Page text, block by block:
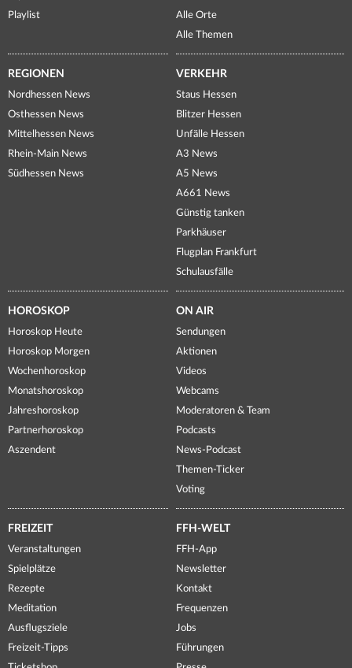
Playlist
Alle Orte
Alle Themen
REGIONEN
Nordhessen News
Osthessen News
Mittelhessen News
Rhein-Main News
Südhessen News
VERKEHR
Staus Hessen
Blitzer Hessen
Unfälle Hessen
A3 News
A5 News
A661 News
Günstig tanken
Parkhäuser
Flugplan Frankfurt
Schulausfälle
HOROSKOP
Horoskop Heute
Horoskop Morgen
Wochenhoroskop
Monatshoroskop
Jahreshoroskop
Partnerhoroskop
Aszendent
ON AIR
Sendungen
Aktionen
Videos
Webcams
Moderatoren & Team
Podcasts
News-Podcast
Themen-Ticker
Voting
FREIZEIT
Veranstaltungen
Spielplätze
Rezepte
Meditation
Ausflugsziele
Freizeit-Tipps
FFH-WELT
FFH-App
Newsletter
Kontakt
Frequenzen
Jobs
Führungen